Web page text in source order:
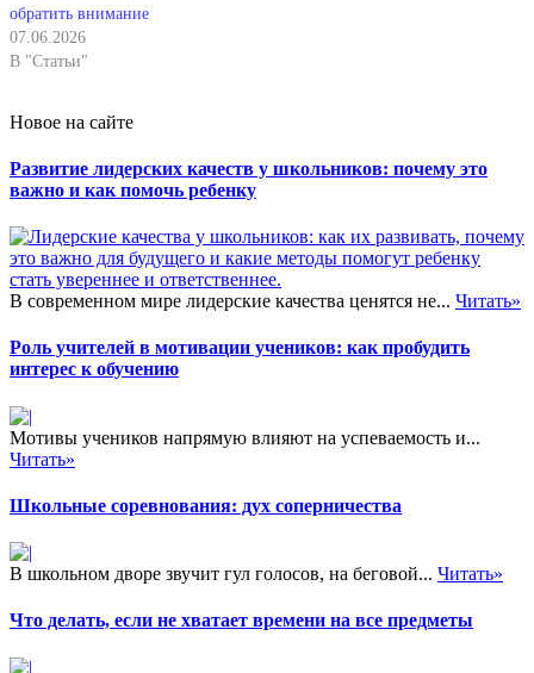
обратить внимание
07.06.2026
В "Статьи"
Новое на сайте
Развитие лидерских качеств у школьников: почему это
важно и как помочь ребенку
В современном мире лидерские качества ценятся не... Читать»
Роль учителей в мотивации учеников: как пробудить
интерес к обучению
Мотивы учеников напрямую влияют на успеваемость и...
Читать»
Школьные соревнования: дух соперничества
В школьном дворе звучит гул голосов, на беговой... Читать»
Что делать, если не хватает времени на все предметы